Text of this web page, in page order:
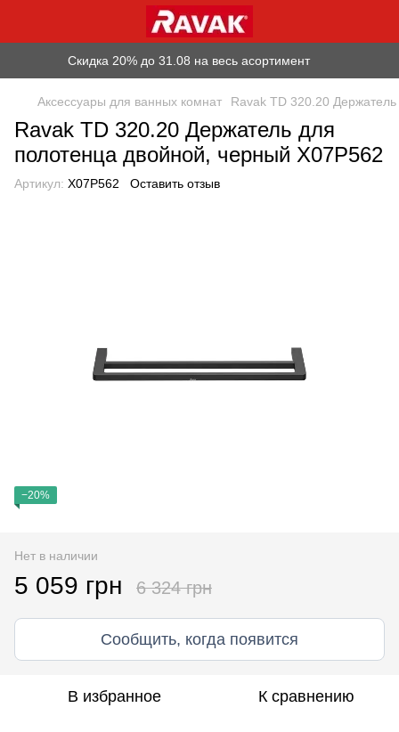
Скидка 20% до 31.08 на весь асортимент
Аксессуары для ванных комнат Ravak TD 320.20
Ravak TD 320.20 Держатель для
полотенца двойной, черный X07P562
Артикул: X07P562 Оставить отзыв
−20%
Нет в наличии
5 059 грн 6 324 грн
Сообщить, когда появится
В избранное К сравнению